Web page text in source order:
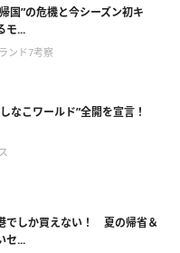
国”の危機と今シーズン初キ
モ...
ンド7考察
なこワールド”全開を宣言！
でしか買えない！ 夏の帰省＆
セ...